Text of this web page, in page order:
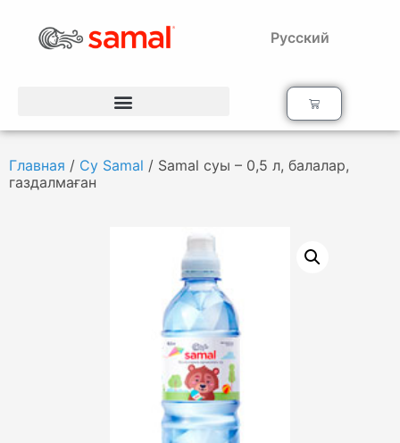
Русский
Главная / Су Samal / Samal суы – 0,5 л, балалар,
газдалмаған